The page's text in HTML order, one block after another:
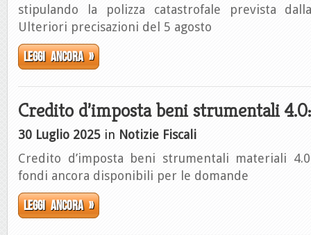
stipulando la polizza catastrofale prevista
Ulteriori precisazioni del 5 agosto
Leggi ancora »
Credito d’imposta beni strumentali
30 Luglio 2025 in Notizie Fiscali
Credito d’imposta beni strumentali materiali
fondi ancora disponibili per le domande
Leggi ancora »